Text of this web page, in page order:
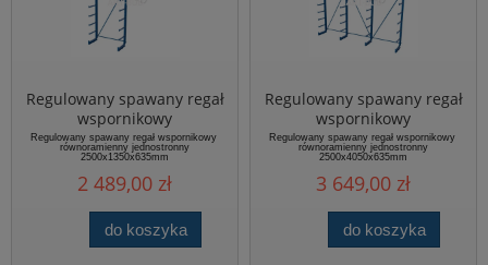
Regulowany spawany regał
wspornikowy
równoramienny
jednostronny
2500x1350x635mm
Regulowany spawany regał wspornikowy
równoramienny jednostronny
2500x1350x635mm
2 489,00 zł
do koszyka
Regulowany spawany regał
wspornikowy
równoramienny
jednostronny
2500x4050x635mm
Regulowany spawany regał wspornikowy
równoramienny jednostronny
2500x4050x635mm
3 649,00 zł
do koszyka